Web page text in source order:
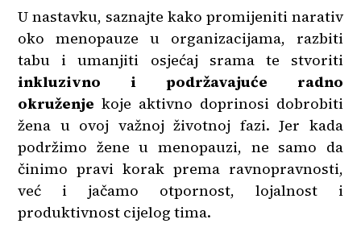
U nastavku, saznajte kako promijeniti narativ
oko menopauze u organizacijama, razbiti
tabu i umanjiti osjećaj srama te stvoriti
inkluzivno i podržavajuće radno
okruženje koje aktivno doprinosi dobrobiti
žena u ovoj važnoj životnoj fazi. Jer kada
podržimo žene u menopauzi, ne samo da
činimo pravi korak prema ravnopravnosti,
već i jačamo otpornost, lojalnost i
produktivnost cijelog tima.